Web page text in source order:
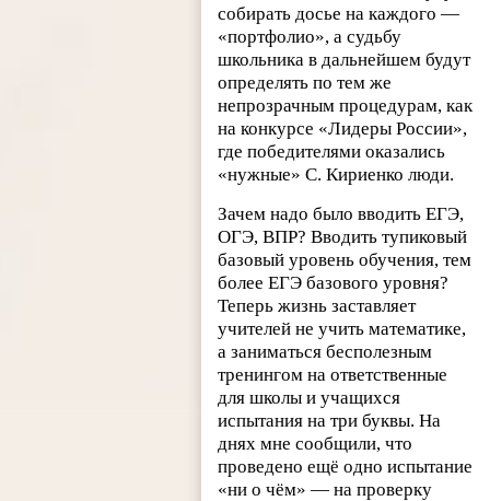
собирать досье на каждого —
«портфолио», а судьбу
школьника в дальнейшем будут
определять по тем же
непрозрачным процедурам, как
на конкурсе «Лидеры России»,
где победителями оказались
«нужные» С. Кириенко люди.
Зачем надо было вводить ЕГЭ,
ОГЭ, ВПР? Вводить тупиковый
базовый уровень обучения, тем
более ЕГЭ базового уровня?
Теперь жизнь заставляет
учителей не учить математике,
а заниматься бесполезным
тренингом на ответственные
для школы и учащихся
испытания на три буквы. На
днях мне сообщили, что
проведено ещё одно испытание
«ни о чём» — на проверку